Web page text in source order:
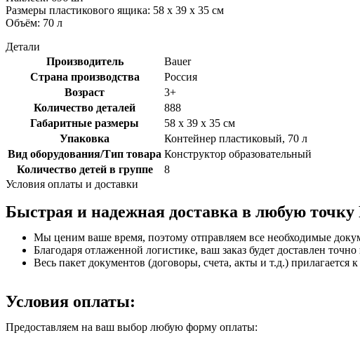
Размеры пластикового ящика: 58 х 39 х 35 см
Объём: 70 л
Детали
Производитель
Bauer
Страна производства
Россия
Возраст
3+
Количество деталей
888
Габаритные размеры
58 x 39 x 35 см
Упаковка
Контейнер пластиковый, 70 л
Вид оборудования/Тип товара Конструктор образовательный
Количество детей в группе
8
Условия оплаты и доставки
Быстрая и надежная доставка в любую точку
Мы ценим ваше время, поэтому отправляем все необходимые
Благодаря отлаженной логистике, ваш заказ будет доставлен
Весь пакет документов (договоры, счета, акты и т.д.)
Условия оплаты:
Предоставляем на ваш выбор любую форму оплаты: